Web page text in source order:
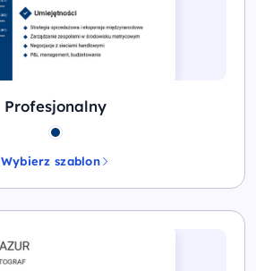
Profesjonalny
Wybierz szablon